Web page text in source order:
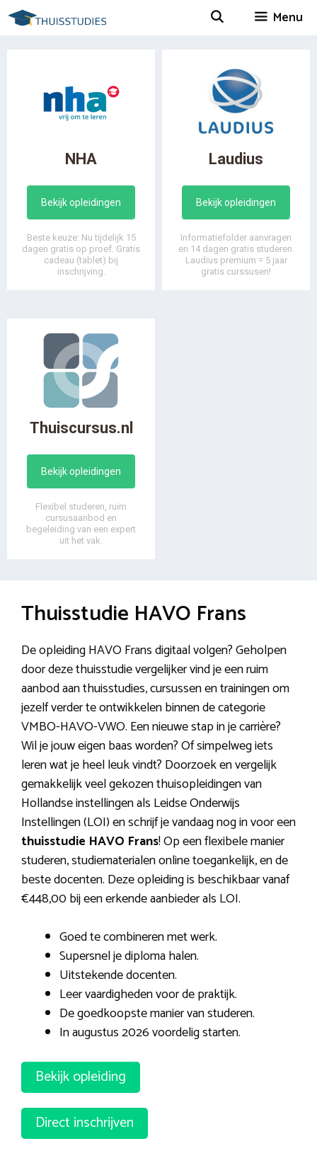
Spring
naar
Menu
NHA
Bekijk opleidingen
Beste keuze: Nu tijdelijk 15
dagen gratis op proef. Gratis
cadeau (tablet) bij
inschrijving.
Laudius
Bekijk opleidingen
Informatiefolder aanvragen
en 14 dagen gratis studeren.
Laudius premium = 5 jaar
gratis curssusen!
Thuiscursus.nl
Bekijk opleidingen
Flexibel studeren, ruim
cursusaanbod en
begeleiding van een expert
uit het vak.
Thuisstudie HAVO Frans
De opleiding HAVO Frans digitaal volgen? Geholpen
door deze thuisstudie vergelijker vind je een ruim
aanbod aan thuisstudies, cursussen en trainingen om
jezelf verder te ontwikkelen binnen de categorie
VMBO-HAVO-VWO. Een nieuwe stap in je carrière?
Wil je jouw eigen baas worden? Of simpelweg iets
leren wat je heel leuk vindt? Doorzoek en vergelijk
gemakkelijk veel gekozen thuisopleidingen van
Hollandse instellingen als Leidse Onderwijs
Instellingen (LOI) en schrijf je vandaag nog in voor een
thuisstudie HAVO Frans! Op een flexibele manier
studeren, studiematerialen online toegankelijk, en de
beste docenten. Deze opleiding is beschikbaar vanaf
€448,00 bij een erkende aanbieder als LOI.
Goed te combineren met werk.
Supersnel je diploma halen.
Uitstekende docenten.
Leer vaardigheden voor de praktijk.
De goedkoopste manier van studeren.
In augustus 2026 voordelig starten.
Bekijk opleiding
Direct inschrijven